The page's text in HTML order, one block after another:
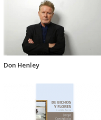
Don Henley